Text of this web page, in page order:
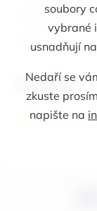
soubory
vybrané
usnadňují
Nedaří se
zkuste
napište na
Akční nabídka
Kontakt
info@